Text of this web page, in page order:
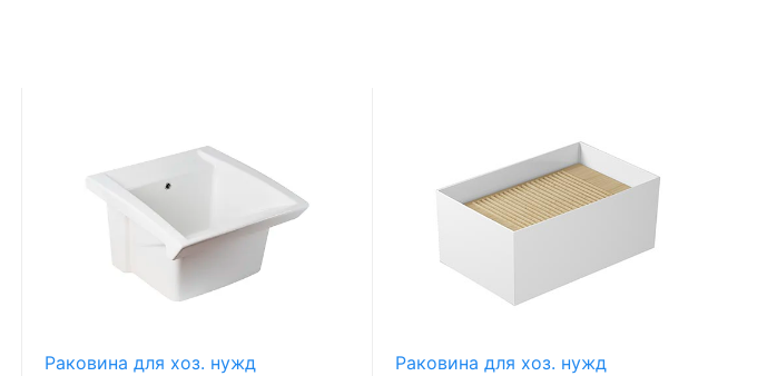
Раковина для хоз. нужд
Раковина для хоз. нужд